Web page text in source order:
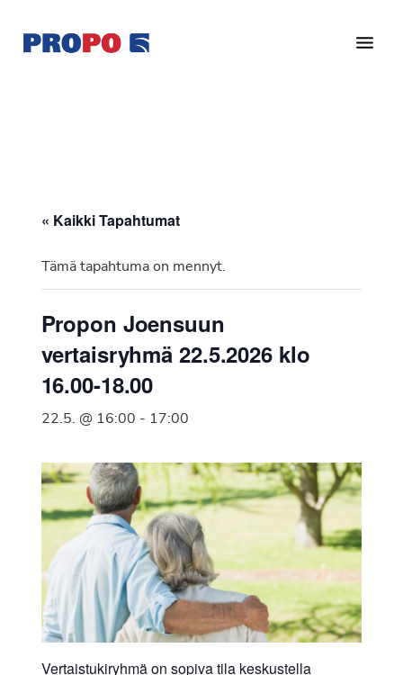
pääsisältöön
alatunnisteeseen
Ry
vuonna
Suomen
Syöpäyhdistyksen
jäsenjärjestö.
« Kaikki Tapahtumat
Tämä tapahtuma on mennyt.
Propon Joensuun
vertaisryhmä 22.5.2026 klo
16.00-18.00
22.5. @ 16:00 - 17:00
Vertaistukiryhmä on sopiva tila keskustella